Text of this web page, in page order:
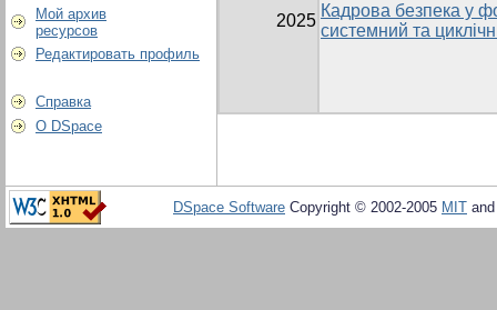
Мой архив
ресурсов
Редактировать профиль
Справка
О DSpace
2025
Кадрова безпека у
системний та
DSpace Software Copyright © 2002-2005 MIT